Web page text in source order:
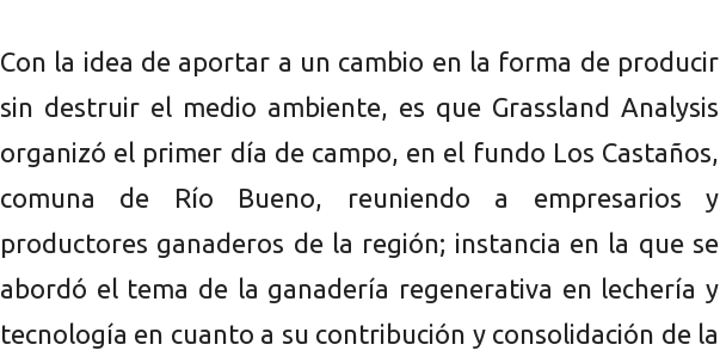
Con la idea de aportar a un cambio en la forma de producir
sin destruir el medio ambiente, es que Grassland Analysis
organizó el primer día de campo, en el fundo Los Castaños,
comuna de Río Bueno, reuniendo a empresarios y
productores ganaderos de la región; instancia en la que se
abordó el tema de la ganadería regenerativa en lechería y
tecnología en cuanto a su contribución y consolidación de la